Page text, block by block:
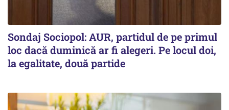
Sondaj Sociopol: AUR, partidul de pe primul
loc dacă duminică ar fi alegeri. Pe locul doi,
la egalitate, două partide